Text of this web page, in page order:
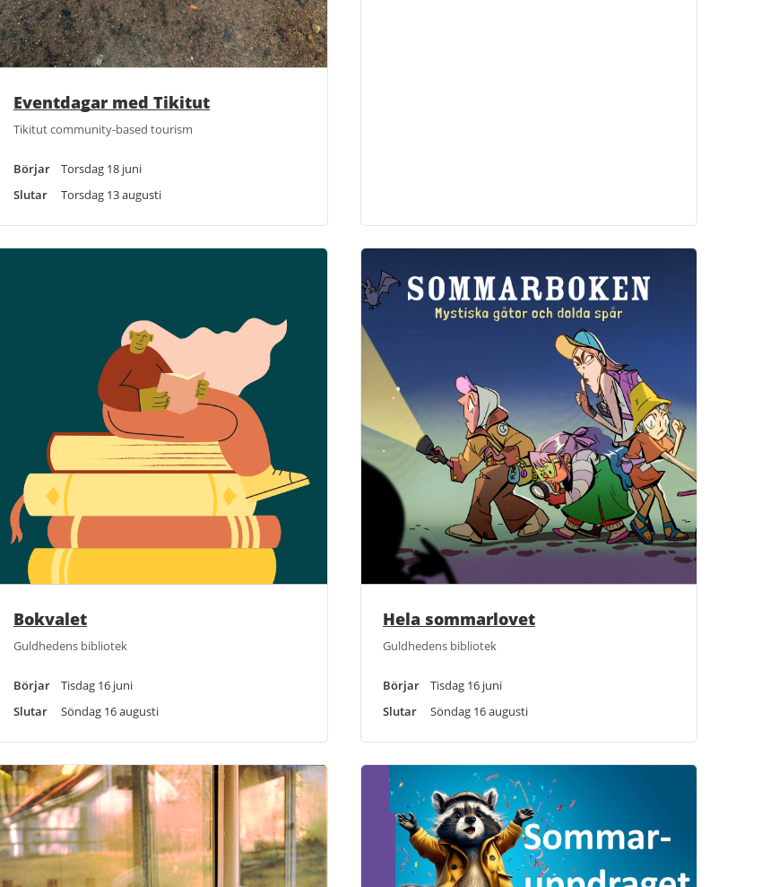
Eventdagar med Tikitut
Tikitut community-based tourism
Börjar
Torsdag 18 juni
Slutar
Torsdag 13 augusti
Bokvalet
Guldhedens bibliotek
Börjar
Tisdag 16 juni
Slutar
Söndag 16 augusti
Hela sommarlovet
Guldhedens bibliotek
Börjar
Tisdag 16 juni
Slutar
Söndag 16 augusti